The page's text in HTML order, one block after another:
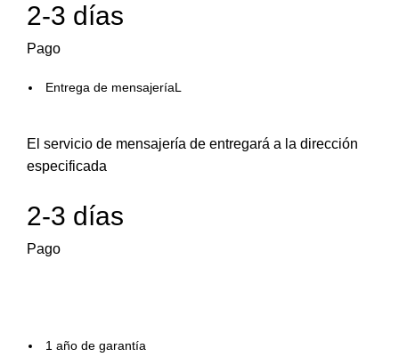
2-3 días
Pago
Entrega de mensajeríaL
El servicio de mensajería de entregará a la dirección
especificada
2-3 días
Pago
1 año de garantía